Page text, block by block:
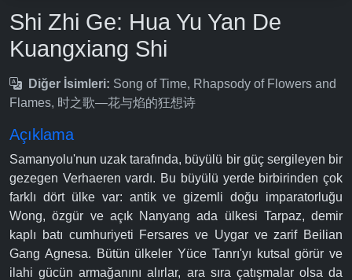
Shi Zhi Ge: Hua Yu Yan De
Kuangxiang Shi
Diğer İsimleri: Song of Time, Rhapsody of Flowers and
Flames, 时之歌—花与焰的狂想诗
Açıklama
Samanyolu'nun uzak tarafında, büyülü bir güç sergileyen bir
gezegen Verhaeren vardı. Bu büyülü yerde birbirinden çok
farklı dört ülke var: antik ve gizemli doğu imparatorluğu
Wong, özgür ve açık Nanyang ada ülkesi Tarpaz, demir
kaplı batı cumhuriyeti Fersares ve Uygar ve zarif Beilian
Gang Agnesa. Bütün ülkeler Yüce Tanrı'yı kutsal görür ve
ilahi gücün armağanını alırlar, ara sıra çatışmalar olsa da